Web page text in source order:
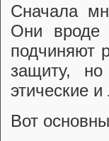
Сначала
Они вроде
подчиняют
защиту,
этические
Вот